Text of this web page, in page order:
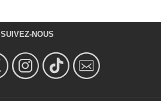
SUIVEZ-NOUS